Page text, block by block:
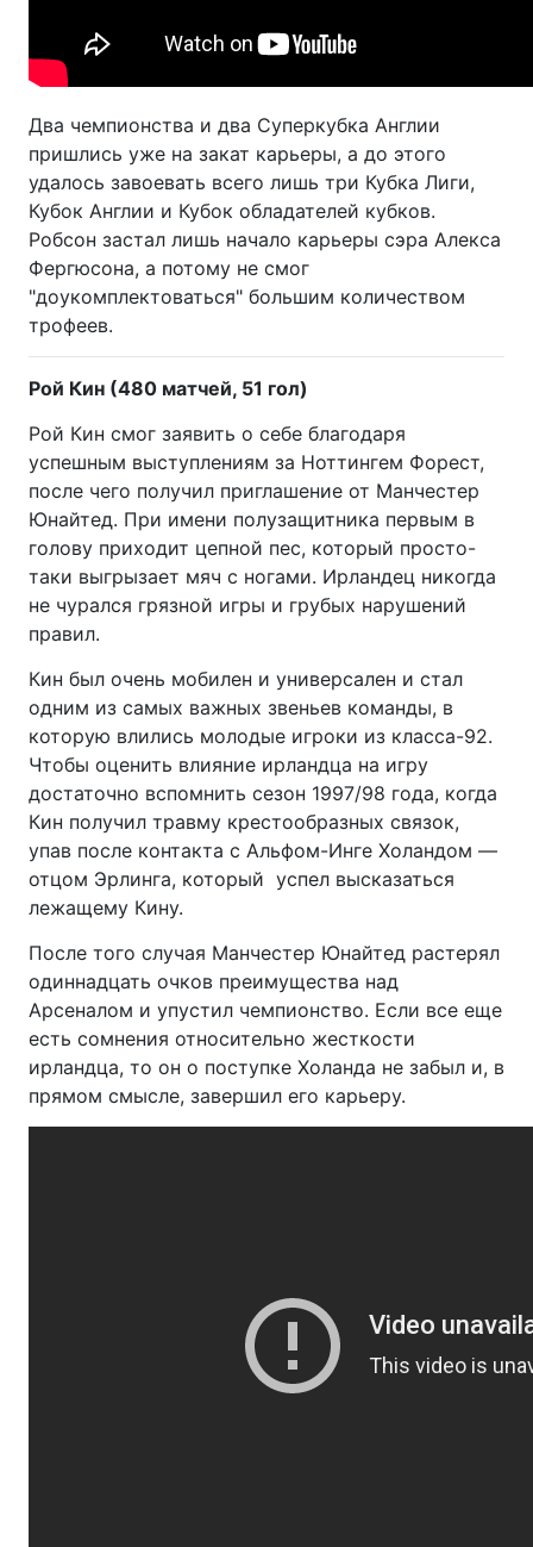
Два чемпионства и два Суперкубка Англии
пришлись уже на закат карьеры, а до этого
удалось завоевать всего лишь три Кубка Лиги,
Кубок Англии и Кубок обладателей кубков.
Робсон застал лишь начало карьеры сэра Алекса
Фергюсона, а потому не смог
"доукомплектоваться" большим количеством
трофеев.
Рой Кин (480 матчей, 51 гол)
Рой Кин смог заявить о себе благодаря
успешным выступлениям за Ноттингем Форест,
после чего получил приглашение от Манчестер
Юнайтед. При имени полузащитника первым в
голову приходит цепной пес, который просто-
таки выгрызает мяч с ногами. Ирландец никогда
не чурался грязной игры и грубых нарушений
правил.
Кин был очень мобилен и универсален и стал
одним из самых важных звеньев команды, в
которую влились молодые игроки из класса-92.
Чтобы оценить влияние ирландца на игру
достаточно вспомнить сезон 1997/98 года, когда
Кин получил травму крестообразных связок,
упав после контакта с Альфом-Инге Холандом —
отцом Эрлинга, который успел высказаться
лежащему Кину.
После того случая Манчестер Юнайтед растерял
одиннадцать очков преимущества над
Арсеналом и упустил чемпионство. Если все еще
есть сомнения относительно жесткости
ирландца, то он о поступке Холанда не забыл и, в
прямом смысле, завершил его карьеру.